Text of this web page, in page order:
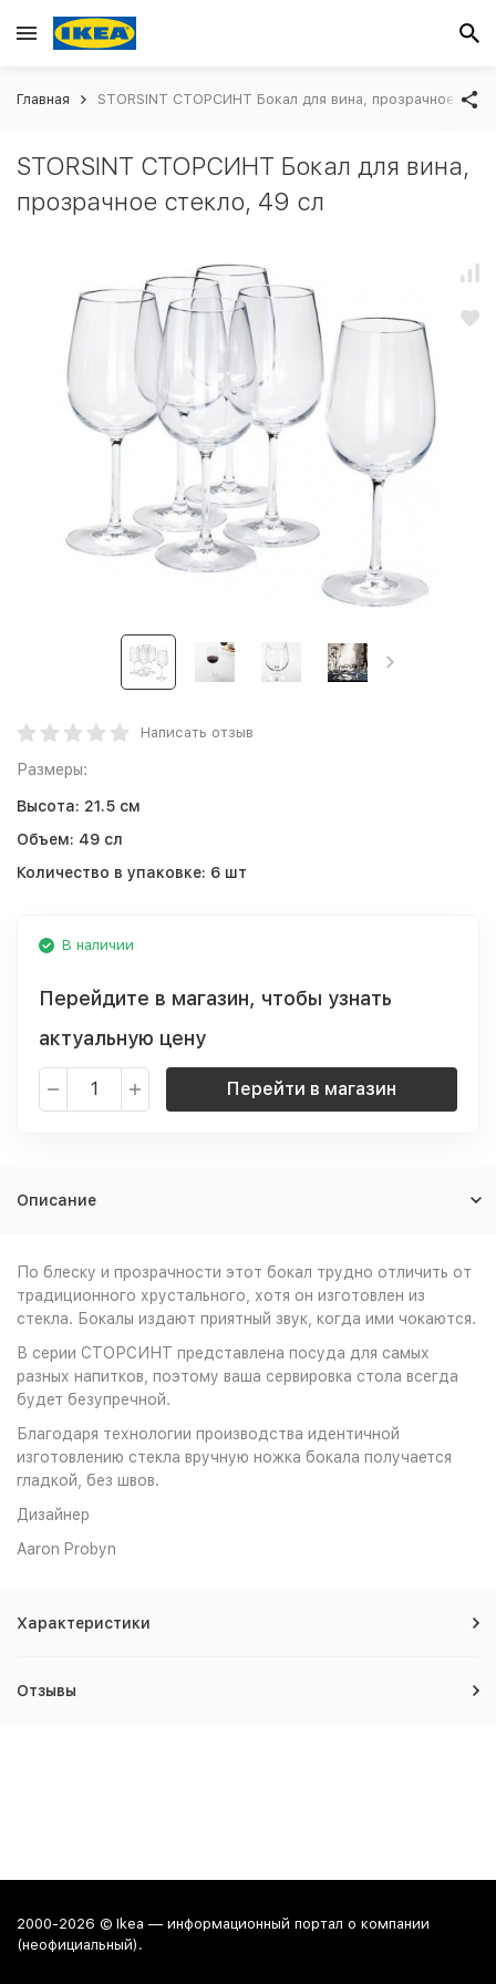
Главная STORSINT СТОРСИНТ Бокал для вина, прозрачное
STORSINT СТОРСИНТ Бокал для вина,
прозрачное стекло, 49 сл
Написать отзыв
Размеры:
Высота: 21.5 см
Объем: 49 сл
Количество в упаковке: 6 шт
В наличии
Перейдите в магазин, чтобы узнать
актуальную цену
Перейти в магазин
Описание
По блеску и прозрачности этот бокал трудно отличить от
традиционного хрустального, хотя он изготовлен из
стекла. Бокалы издают приятный звук, когда ими чокаются.
В серии СТОРСИНТ представлена посуда для самых
разных напитков, поэтому ваша сервировка стола всегда
будет безупречной.
Благодаря технологии производства идентичной
изготовлению стекла вручную ножка бокала получается
гладкой, без швов.
Дизайнер
Aaron Probyn
Характеристики
Отзывы
2000-2026 © Ikea — информационный портал о компании
(неофициальный).